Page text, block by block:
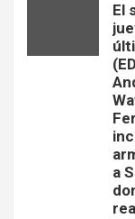
El
a